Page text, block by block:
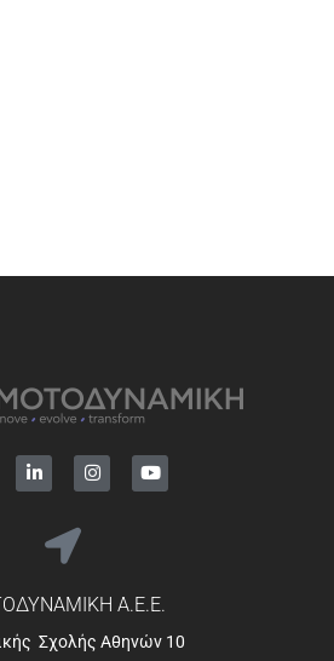
Α.Ε.Ε.
Σχολής Αθηνών 10